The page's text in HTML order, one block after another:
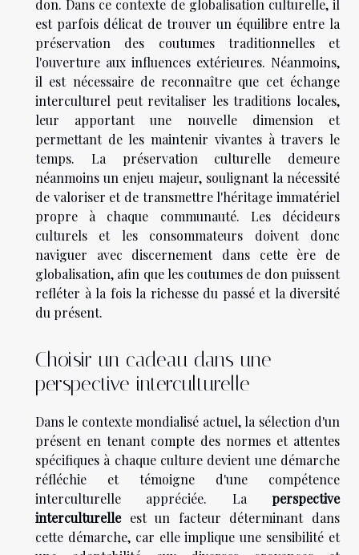
don. Dans ce contexte de globalisation culturelle, il
est parfois délicat de trouver un équilibre entre la
préservation des coutumes traditionnelles et
l'ouverture aux influences extérieures. Néanmoins,
il est nécessaire de reconnaître que cet échange
interculturel peut revitaliser les traditions locales,
leur apportant une nouvelle dimension et
permettant de les maintenir vivantes à travers le
temps. La préservation culturelle demeure
néanmoins un enjeu majeur, soulignant la nécessité
de valoriser et de transmettre l'héritage immatériel
propre à chaque communauté. Les décideurs
culturels et les consommateurs doivent donc
naviguer avec discernement dans cette ère de
globalisation, afin que les coutumes de don puissent
refléter à la fois la richesse du passé et la diversité
du présent.
Choisir un cadeau dans une
perspective interculturelle
Dans le contexte mondialisé actuel, la sélection d'un
présent en tenant compte des normes et attentes
spécifiques à chaque culture devient une démarche
réfléchie et témoigne d'une compétence
interculturelle appréciée. La perspective
interculturelleest un facteur déterminant dans
cette démarche, car elle implique une sensibilité et